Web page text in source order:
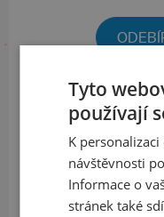
Sledujte
Tyto
používají
K
návštěvnosti
Informace o
stránek také